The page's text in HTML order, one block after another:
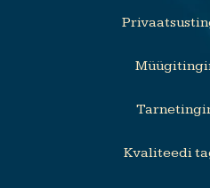
Kvaliteedi